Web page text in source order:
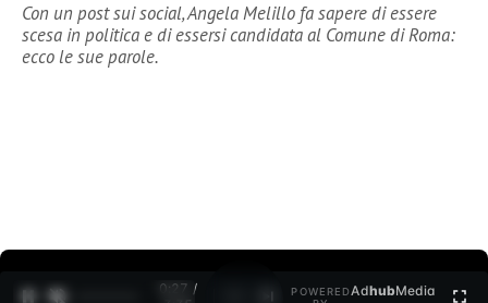
Con un post sui social, Angela Melillo fa sapere di essere
scesa in politica e di essersi candidata al Comune di Roma:
ecco le sue parole.
0:27 /
POWEREDAdhubMedia